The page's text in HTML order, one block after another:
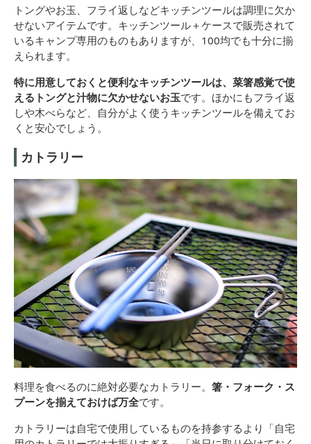
トングやお玉、フライ返しなどキッチンツールは調理に欠か
せないアイテムです。キッチンツール＋ケースで販売されて
いるキャンプ専用のものもありますが、100均でも十分に揃
えられます。
特に用意しておくと便利なキッチンツールは、菜箸感覚で使
えるトングと汁物に欠かせないお玉です。ほかにもフライ返
しや木べらなど、自分がよく使うキッチンツールを備えてお
くと安心でしょう。
カトラリー
料理を食べるのに絶対必要なカトラリー。 箸・フォーク・ス
プーンを揃えておけば万全です。
カトラリーは自宅で使用しているものを持参するより「自宅